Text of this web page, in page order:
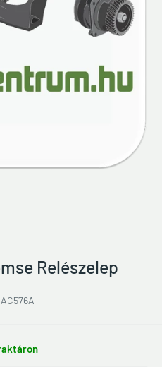
Relészelep
AC576A